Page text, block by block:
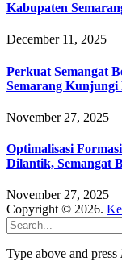
Kabupaten
December 11, 2025
Perkuat Semangat
Semarang Kunjungi
November 27, 2025
Optimalisasi
Dilantik, Semangat
November 27, 2025
Copyright © 2026.
Type above and press